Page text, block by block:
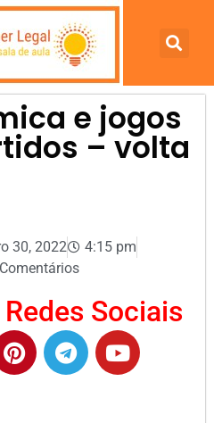
e jogos
– volta
30, 2022
4:15 pm
Sociais